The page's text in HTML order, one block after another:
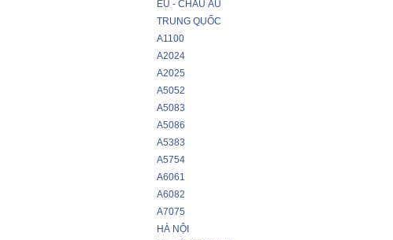
EU - CHÂU ÂU
TRUNG QUỐC
A1100
A2024
A2025
A5052
A5083
A5086
A5383
A5754
A6061
A6082
A7075
HÀ NỘI